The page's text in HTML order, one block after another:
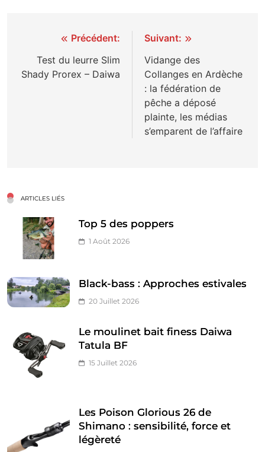
Navigation
l’article
Précédent:
Test du leurre Slim
Shady Prorex – Daiwa
Suivant:
Vidange des
Collanges en Ardèche
: la fédération de
pêche a déposé
plainte, les médias
s’emparent de l’affaire
ARTICLES LIÉS
Top 5 des poppers
1 Août 2026
Black-bass : Approches estivales
20 Juillet 2026
Le moulinet bait finess Daiwa
Tatula BF
15 Juillet 2026
Les Poison Glorious 26 de
Shimano : sensibilité, force et
légèreté